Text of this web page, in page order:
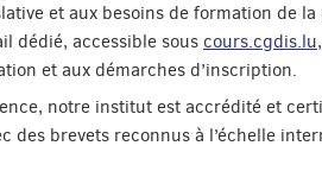
et aux besoins de formation de
dédié, accessible sous cours.cgdis.lu
et aux démarches d’inscription.
notre institut est accrédité et
des brevets reconnus à l’échelle